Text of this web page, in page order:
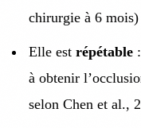
chirurgie à 6 mois)
Elle est répétable
à obtenir
selon Chen et al.,